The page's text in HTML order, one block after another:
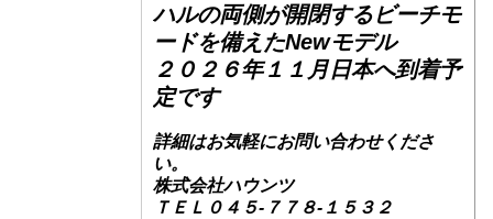
ハルの両側が開閉するビーチモ
ードを備えたNewモデル
２０２６年１１月日本へ到着予
定です
詳細はお気軽にお問い合わせくださ
い。
株式会社ハウンツ
ＴＥＬ０４５-７７８-１５３２